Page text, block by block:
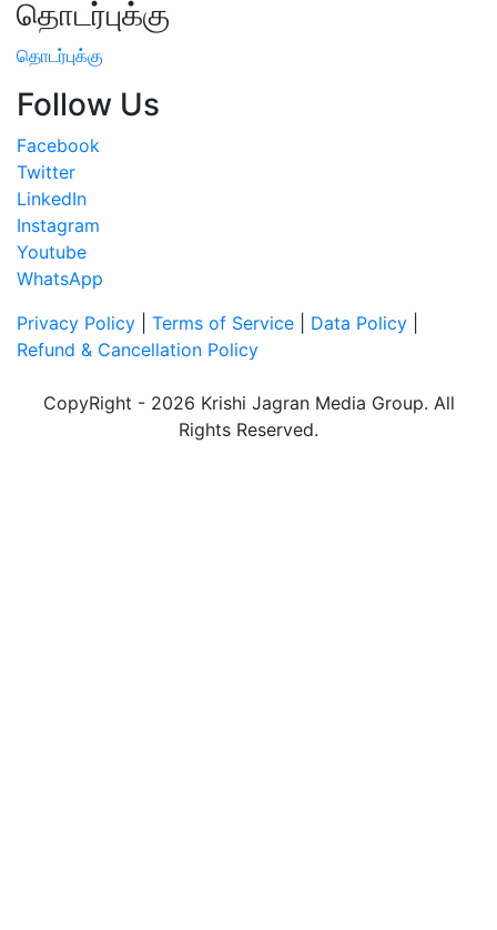
தொடர்புக்கு
தொடர்புக்கு
Follow Us
Facebook
Twitter
LinkedIn
Instagram
Youtube
WhatsApp
Privacy Policy
Terms of Service Data Policy
Refund & Cancellation Policy
CopyRight - 2026 Krishi Jagran Media Group. All
Rights Reserved.